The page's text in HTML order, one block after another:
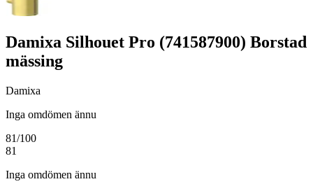
Damixa Silhouet Pro (741587900) Borstad
mässing
Damixa
Inga omdömen ännu
81/100
81
Inga omdömen ännu